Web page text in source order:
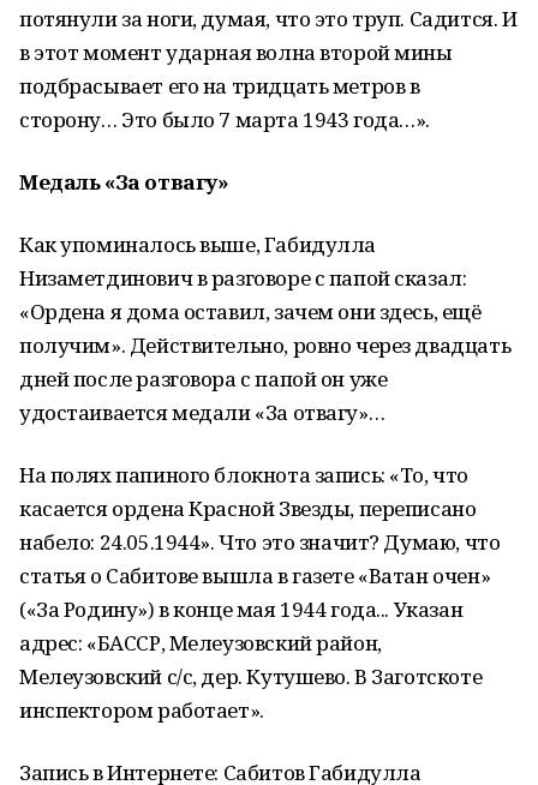
потянули за ноги, думая, что это труп. Садится. И
в этот момент ударная волна второй мины
подбрасывает его на тридцать метров в
сторону… Это было 7 марта 1943 года…».
Медаль «За отвагу»
Как упоминалось выше, Габидулла
Низаметдинович в разговоре с папой сказал:
«Ордена я дома оставил, зачем они здесь, ещё
получим». Действительно, ровно через двадцать
дней после разговора с папой он уже
удостаивается медали «За отвагу»…
На полях папиного блокнота запись: «То, что
касается ордена Красной Звезды, переписано
набело: 24.05.1944». Что это значит? Думаю, что
статья о Сабитове вышла в газете «Ватан очен»
(«За Родину») в конце мая 1944 года... Указан
адрес: «БАССР, Мелеузовский район,
Мелеузовский с/с, дер. Кутушево. В Заготскоте
инспектором работает».
Запись в Интернете: Сабитов Габидулла